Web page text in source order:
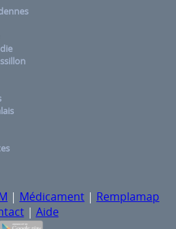
| Médicament | Remplamap
| Aide